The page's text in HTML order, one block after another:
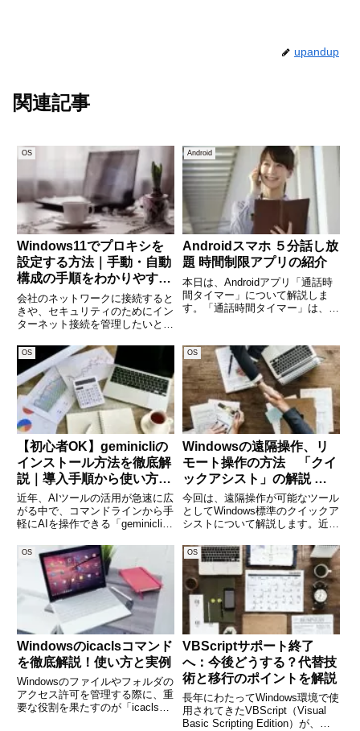
upandup
関連記事
OS
Windows11でプロキシを
設定する方法｜手動・自動
構成の手順をわかりやすく
解説
会社のネットワークに接続すると
きや、セキュリティのためにイン
ターネット接続を管理したいとき
定」です。特にWindows11では、
手動と自動の両方でプロキシを設
定できる機能が搭載されており、
用途に応じて柔軟に使い分
Android
Androidスマホ ５分話し放
題 時間制限アプリの紹介
本日は、Androidアプリ「通話時
間タイマー」について解説しま
す。「通話時間タイマー」は、ス
されている方向けのアプリです。
契約で、「5分以内の通話なら何
度でも無料」に入られている
OS
【初心者OK】geminicliの
インストール方法を徹底解
説｜導入手順から使い方ま
で完全ガイド
近年、AIツールの活用が急速に広
がる中で、コマンドラインから手
軽にAIを操作できる「geminicli」
や社内SEの方にとっては、作業
効率を大幅に向上させる強力なツ
ールです。本記事では、geminicli
のイン
OS
Windowsの遠隔操作、リ
モート操作の方法 「クイ
ックアシスト」の解説 イ
ンストール必要なし
今回は、遠隔操作が可能なツール
としてWindows標準のクイックア
シストについて解説します。近
所を選ばずに仕事ができるように
なりました。リモートワークで
は、オフィスにいる時のようなス
ムーズな情報共有や、ITトラ
OS
Windowsのicaclsコマンド
を徹底解説！使い方と実例
Windowsのファイルやフォルダの
アクセス許可を管理する際に、重
要な役割を果たすのが「icacls」
OS
VBScriptサポート終了
へ：今後どうする？代替技
術と移行のポイントを解説
長年にわたってWindows環境で使
用されてきたVBScript（Visual
Basic Scripting Edition）が、つ